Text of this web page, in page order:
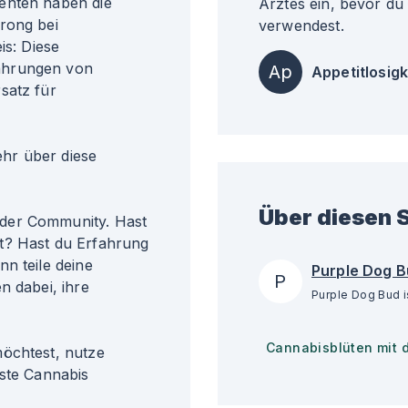
bei
Diese
von
für
über diese
Community. Hast
Hast du Erfahrung
teile deine
dabei, ihre
nutze
Cannabis
Arztes ein, bevor
verwendest.
Ap
Über diesen
P Purple Dog
Cannabisblüten mit